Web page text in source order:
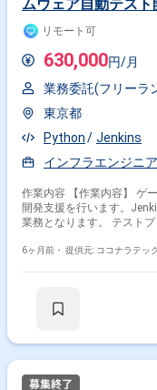
ムウェア自動テスト
リモート可
630,000円/月
業務委託(フリーラ
東京都
Python
Jenkins
インフラエンジニア
作業内容 【作業内容】 ゲ
開発支援を行います。
業務となります。 テストプログラムを自動実行するためのJenkinsfile作成
必要に応じて開発機のメン
6ヶ月前・ 提供元: ココナラテッ